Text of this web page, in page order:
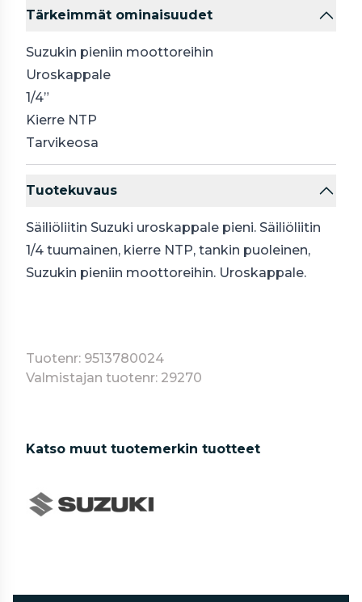
Tärkeimmät ominaisuudet
Suzukin pieniin moottoreihin
Uroskappale
1/4”
Kierre NTP
Tarvikeosa
Tuotekuvaus
Säiliöliitin Suzuki uroskappale pieni. Säiliöliitin
1/4 tuumainen, kierre NTP, tankin puoleinen,
Suzukin pieniin moottoreihin. Uroskappale.
Tuotenr: 9513780024
Valmistajan tuotenr: 29270
Katso muut tuotemerkin tuotteet